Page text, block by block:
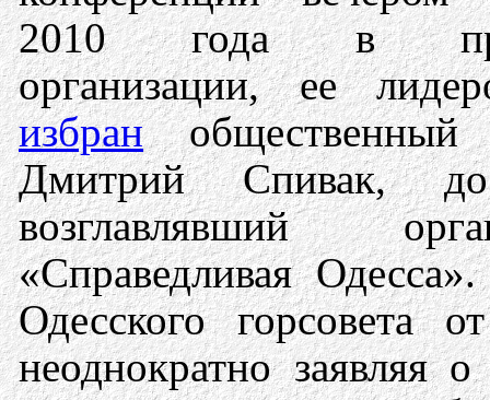
2010 года в
организации, ее
избранобщественный
Дмитрий Спивак,
возглавлявший
«Справедливая
Одесского горсовета
неоднократно заявляя